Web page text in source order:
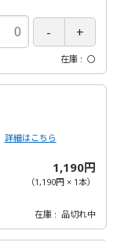
在庫 〇
詳細はこちら
1,190円
（1,190円× 1本）
在庫 品切れ中